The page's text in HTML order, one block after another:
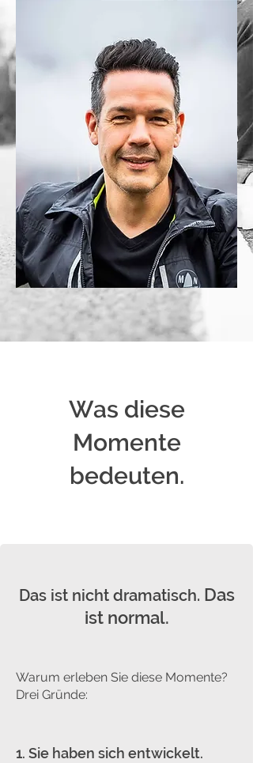
Was diese
Momente
bedeuten.
Das ist nicht dramatisch. Das
ist normal.
Warum erleben Sie diese Momente?
Drei Gründe:
1. Sie haben sich entwickelt.